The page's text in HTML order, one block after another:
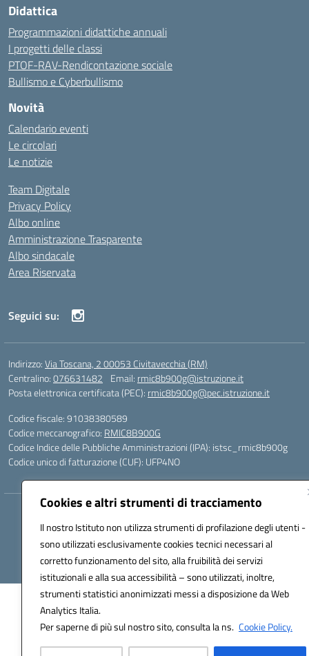
Cookies e altri strumenti di tracciamento
Il nostro Istituto non utilizza strumenti di profilazione degli utenti -
sono utilizzati esclusivamente cookies tecnici necessari al
corretto funzionamento del sito, alla fruibilità dei servizi
istituzionali e alla sua accessibilità – sono utilizzati, inoltre,
strumenti statistici anonimizzati messi a disposizione da Web
Analytics Italia.
Per saperne di più sul nostro sito, consulta la ns. Cookie Policy.
Didattica
Programmazioni didattiche annuali
I progetti delle classi
PTOF-RAV-Rendicontazione sociale
Bullismo e Cyberbullismo
Novità
Calendario eventi
Le circolari
Le notizie
Team Digitale
Privacy Policy
Albo online
Amministrazione Trasparente
Albo sindacale
Area Riservata
Seguici su:
Indirizzo:Via Toscana, 2 00053 Civitavecchia (RM)
Centralino:076631482 Email: rmic8b900g@istruzione.it
Posta elettronica certificata (PEC): rmic8b900g@pec.istruzione.it
Codice fiscale: 91038380589
Codice meccanografico: RMIC8B900G
Codice Indice delle Pubbliche Amministrazioni (IPA): istsc_rmic8b900g
Codice unico di fatturazione (CUF): UFP4NO
Hosting & Powered by 3D Solution S.r.l.
Concept & Design by Designers Italia